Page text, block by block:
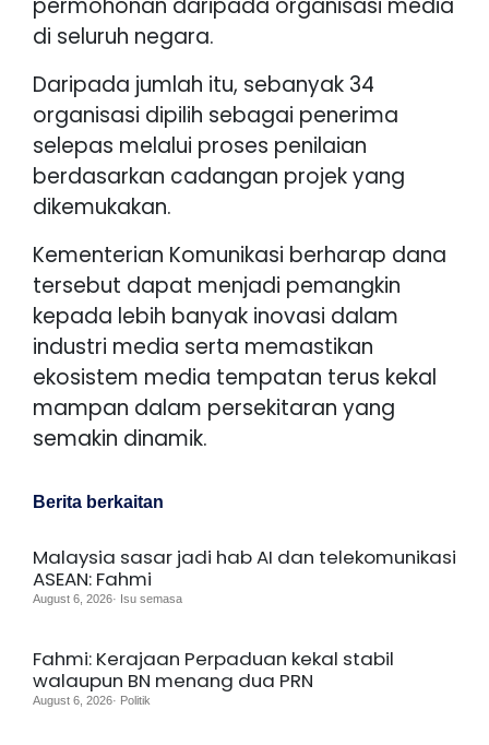
di seluruh negara.
Daripada jumlah itu, sebanyak 34
organisasi dipilih sebagai penerima
selepas melalui proses penilaian
berdasarkan cadangan projek yang
dikemukakan.
Kementerian Komunikasi berharap dana
tersebut dapat menjadi pemangkin
kepada lebih banyak inovasi dalam
industri media serta memastikan
ekosistem media tempatan terus kekal
mampan dalam persekitaran yang
semakin dinamik.
Berita berkaitan
Malaysia sasar jadi hab AI dan telekomunikasi
ASEAN: Fahmi
August 6, 2026· Isu semasa
Fahmi: Kerajaan Perpaduan kekal stabil
walaupun BN menang dua PRN
August 6, 2026· Politik